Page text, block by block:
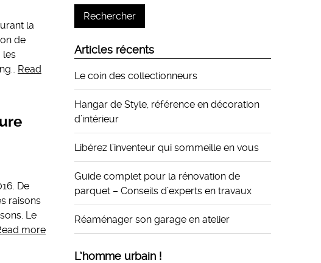
la
de
les
Read
De
raisons
Le
more
Articles récents
Le coin des collectionneurs
Hangar de Style, référence en décoration
d’intérieur
Libérez l’inventeur qui sommeille en vous
Guide complet pour la rénovation de
parquet – Conseils d’experts en travaux
Réaménager son garage en atelier
L’homme urbain !